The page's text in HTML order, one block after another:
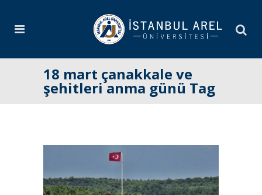
18 mart çanakkale ve
şehitleri anma günü Tag